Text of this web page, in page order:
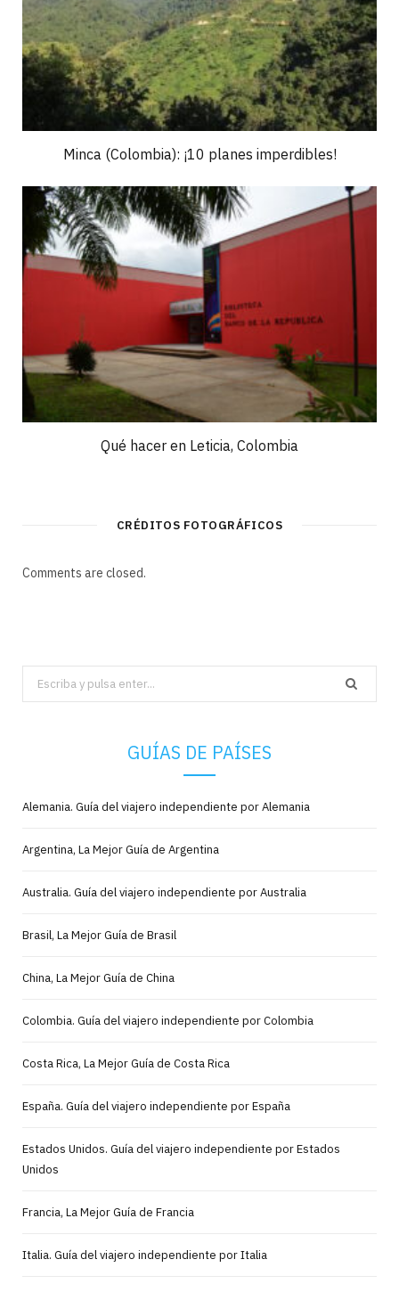
Minca (Colombia): ¡10 planes imperdibles!
Qué hacer en Leticia, Colombia
CRÉDITOS FOTOGRÁFICOS
Comments are closed.
Search
for:
GUÍAS DE PAÍSES
Alemania. Guía del viajero independiente por Alemania
Argentina, La Mejor Guía de Argentina
Australia. Guía del viajero independiente por Australia
Brasil, La Mejor Guía de Brasil
China, La Mejor Guía de China
Colombia. Guía del viajero independiente por Colombia
Costa Rica, La Mejor Guía de Costa Rica
España. Guía del viajero independiente por España
Estados Unidos. Guía del viajero independiente por Estados
Unidos
Francia, La Mejor Guía de Francia
Italia. Guía del viajero independiente por Italia